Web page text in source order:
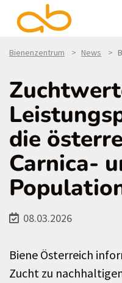
Bienenzentrum News
die
Carnica-
08.03.2026
Biene Österreich
Zucht zu